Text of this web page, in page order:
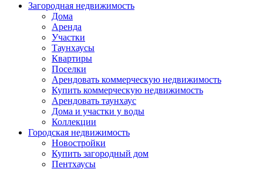
Загородная недвижимость
Дома
Аренда
Участки
Таунхаусы
Квартиры
Поселки
Арендовать коммерческую недвижимость
Купить коммерческую недвижимость
Арендовать таунхаус
Дома и участки у воды
Коллекции
Городская недвижимость
Новостройки
Купить загородный дом
Пентхаусы